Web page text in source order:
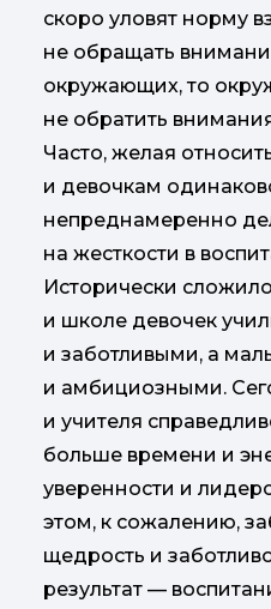
скоро уловят норму
не обращать
окружающих, то
не обратить
Часто, желая
и девочкам
непреднамеренно
на жесткости в
Исторически
и школе девочек
и заботливыми, а
и амбициозными.
и учителя
больше времени и
уверенности и
этом, к сожалению,
щедрость и
результат —